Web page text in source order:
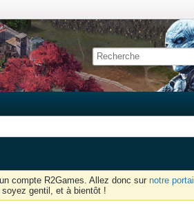
compte R2Games. Allez donc sur notre portail
gentil, et à bientôt !